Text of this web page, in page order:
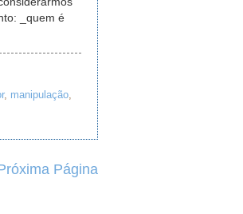
_quem é
, manipulação,
Página